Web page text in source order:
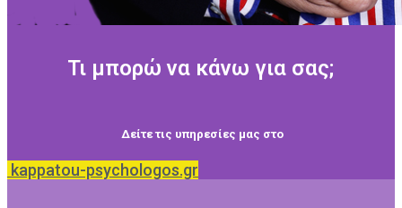
Τι μπορώ να κάνω για σας;
Δείτε τις υπηρεσίες μας στο
kappatou-psychologos.gr